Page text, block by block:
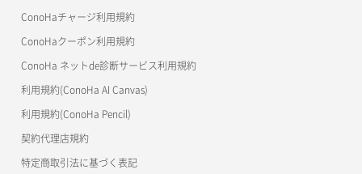
VPS利用状況グラフ（ディスクIO）
アタッチ済みポート一覧取得
サブネット追加（ロードバランサー）
サブネット追加（追加IP）
セキュリティグループ ルール一覧取得
セキュリティグループ ルール削除
DB削除
DB詳細取得
OpenStack CLI
Terraform
s3cmd
公開API(ConoHa VPS Ver.2.0)
ConoHaチャージ利用規約
ConoHaクーポン利用規約
ConoHa ネットde診断サービス利用規約
利用規約(ConoHa AI Canvas)
利用規約(ConoHa Pencil)
契約代理店規約
特定商取引法に基づく表記